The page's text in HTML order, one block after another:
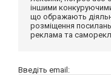
іншими
що ображають
розміщення
реклама та
Введіть email: